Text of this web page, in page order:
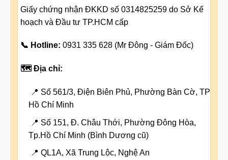
Giấy chứng nhận ĐKKD số 0314825259 do Sở Kế
hoạch và Đầu tư TP.HCM cấp
📞 Hotline: 0931 335 628 (Mr Đông - Giám Đốc)
🗺️ Địa chỉ:
📍 Số 561/3, Điện Biên Phủ, Phường Bàn Cờ, TP
Hồ Chí Minh
📍 Số 151, Đ. Châu Thới, Phường Đông Hòa,
Tp.Hồ Chí Minh (Bình Dương cũ)
📍 QL1A, Xã Trung Lộc, Nghệ An